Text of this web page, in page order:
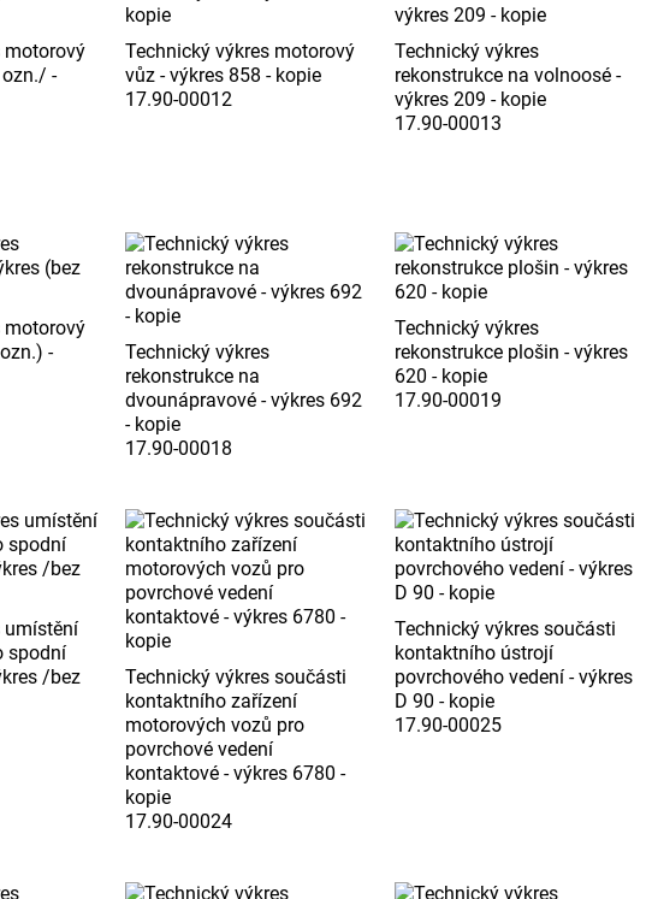
motorový
-
Technický výkres motorový
vůz - výkres 858 - kopie
17.90-00012
Technický výkres
rekonstrukce na volnoosé -
výkres 209 - kopie
17.90-00013
motorový
-
Technický výkres
rekonstrukce na
dvounápravové - výkres 692
- kopie
17.90-00018
Technický výkres
rekonstrukce plošin - výkres
620 - kopie
17.90-00019
umístění
spodní
/bez
Technický výkres součásti
kontaktního zařízení
motorových vozů pro
povrchové vedení
kontaktové - výkres 6780 -
kopie
17.90-00024
Technický výkres součásti
kontaktního ústrojí
povrchového vedení - výkres
D 90 - kopie
17.90-00025